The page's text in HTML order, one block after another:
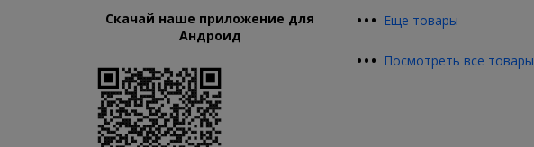
Скачай наше приложение для
Андроид
••• Еще товары
••• Посмотреть все товары